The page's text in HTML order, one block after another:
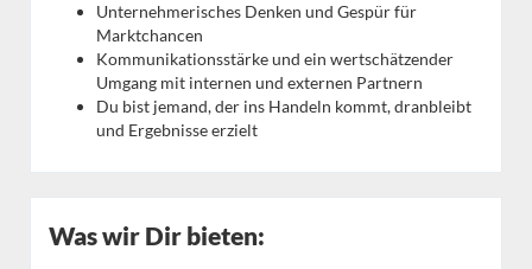
Unternehmerisches Denken und Gespür für
Marktchancen
Kommunikationsstärke und ein wertschätzender
Umgang mit internen und externen Partnern
Du bist jemand, der ins Handeln kommt, dranbleibt
und Ergebnisse erzielt
Was wir Dir bieten: